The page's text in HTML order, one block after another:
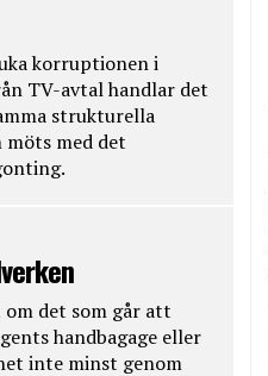
korruptionen i
TV-avtal handlar det
strukturella
möts med det
det som går att
handbagage eller
inte minst genom